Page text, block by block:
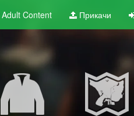
Content Прикачи